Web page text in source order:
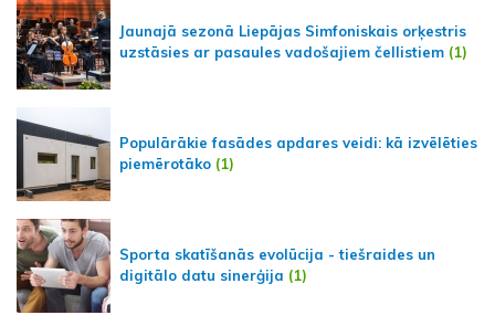
Jaunajā sezonā Liepājas Simfoniskais orķestris
uzstāsies ar pasaules vadošajiem čellistiem (1)
Populārākie fasādes apdares veidi: kā izvēlēties
piemērotāko (1)
Sporta skatīšanās evolūcija - tiešraides un
digitālo datu sinerģija (1)